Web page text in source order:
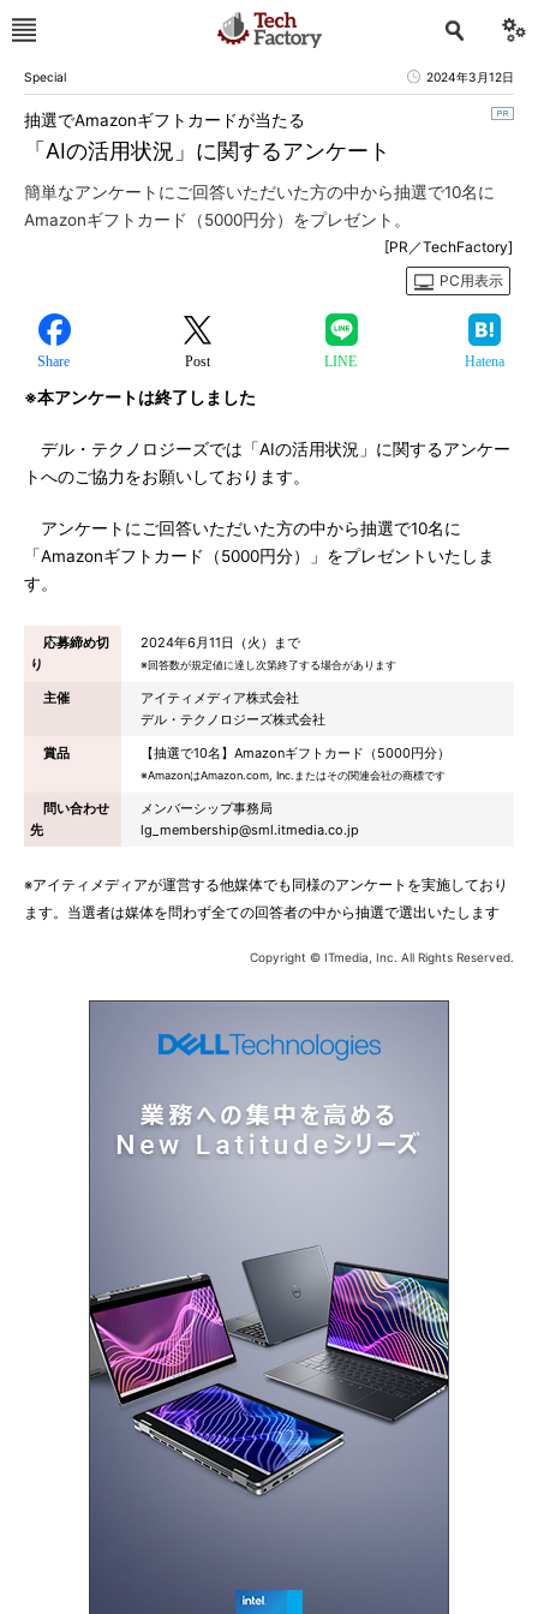
Special 2024年3月12日
「AIの活用状況」に関するアンケート
抽選でAmazonギフトカードが当たる
簡単なアンケートにご回答いただいた方の中から抽選で10名に
Amazonギフトカード（5000円分）をプレゼント。
[PR／TechFactory]
PC用表示
Share Post LINE Hatena
※本アンケートは終了しました
デル・テクノロジーズでは「AIの活用状況」に関するアンケー
トへのご協力をお願いしております。
アンケートにご回答いただいた方の中から抽選で10名に
「Amazonギフトカード（5000円分）」をプレゼントいたしま
す。
応募締め切
り
2024年6月11日（火）まで
※回答数が規定値に達し次第終了する場合があります
主催
アイティメディア株式会社
デル・テクノロジーズ株式会社
賞品
【抽選で10名】Amazonギフトカード（5000円分）
※AmazonはAmazon.com, Inc.またはその関連会社の商標です
問い合わせ
先
メンバーシップ事務局
lg_membership@sml.itmedia.co.jp
※アイティメディアが運営する他媒体でも同様のアンケートを実施しており
ます。当選者は媒体を問わず全ての回答者の中から抽選で選出いたします
Copyright © ITmedia, Inc. All Rights Reserved.